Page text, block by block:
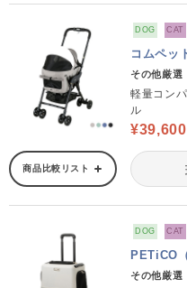
DOG CAT
コムペッ
その他厳選
軽量コン
ル
¥39,600
商品比較リスト
DOG CAT
PETiCO
その他厳選